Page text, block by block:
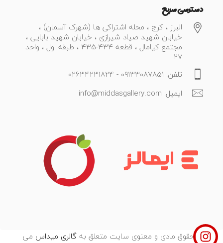
دسترسی سریع
البرز ، کرج ، محله اشتراکی ها (شهرک آسمان) ،
خیابان شهید صیاد شیرازی ، خیابان شهید بابایی ،
مجتمع کیامال ، قطعه 434-435 ، طبقه اول ، واحد
27
تلفن: 09133087851 - 02634231824
ایمیل: info@middasgallery.com
تمامی حقوق مادی و معنوی سایت متعلق بهگالری میداس می